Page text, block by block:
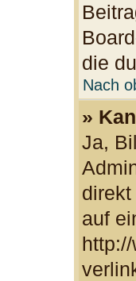
die
Nach
»
Ja,
auf